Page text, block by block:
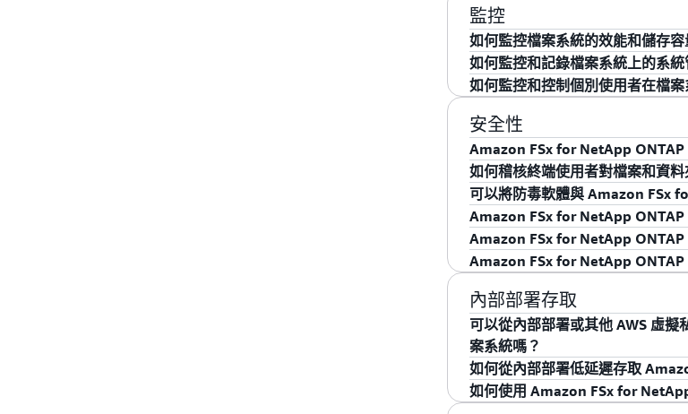
時資料仍持續駐留在檔案系統上
透過 AWS 服務 (包括 Amazon
Glue 和 Amazon Quicksight) 以
料，讓您能夠發現新洞察、更快
業 (例如 GetObject、PutObject
百個存取點連接到檔案系統，而
NetApp ONTAP 檔案系統的 S3
制 (例如，IAM 存取點政策、封鎖
取)。
連接到 FSx 檔案系統的 S3 存取
上，FSx 儲存空間會在 S3 API 中
此您可以獲得與 FSx 檔案系統相
連接至 FSx for NetApp ONTAP
POSIX 檔案系統使用者，用於授
估所有相關政策，包括使用者政
求。S3 授權請求後，接著會由檔
有權存取檔案系統上的資料。
監控
如何監控檔案系統的效能和儲存容
您可以透過Amazon FSx 主控台
ONTAP 檔案系統的效能和儲存容
詳細說明整個檔案系統和每個磁
Amazon FSx 主控台的監控儀表
以使用這些指標建立警示，在您
時提醒您。
您也可以使用諸如NetApp Cloud
具，監控 FSx for ONTAP。
如何監控和記錄檔案系統上的系
您可以使用AWS CloudTrail監控
ONTAP CLI 和 REST API 的所有系
統中檔案的存取。
如何監控和控制個別使用者在檔
您可以在檔案系統上啟用和設定
在使用者層級施加限制，以防止
安全性
Amazon FSx for NetApp ONTAP
Amazon FSx for NetApp ONTAP
Windows 環境。您可以選擇是否
分來驗證並存取 Amazon FSx for
如何稽核終端使用者對檔案和資料
Amazon FSx for NetApp ONTAP
對檔案和資料夾的存取。如果您
檔案系統中指定的日誌檔。然後
Amazon FSx for NetApp ONTAP
解決方案搭配使用，以監控檔案存
可以將防毒軟體與 Amazon FSx
可以，Amazon FSx for NetApp
毒軟體 (在您管理的 VM 上執行)
文件。
Amazon FSx for NetApp ONTAP
是的，Amazon FSx for NetApp
管理的金鑰，自動加密檔案系統
在特定區域、IP 安全 (IPsec) 通
密 (如果檔案系統加入 AD)，來加
Amazon FSx for NetApp ONTAP
是的，Amazon FSx for NetApp
以將 SnapLock 磁碟區中的檔案
除。Amazon FSx 透過 SnapLock
換為 WORM 後，任何使用者在其
規以滿足法規和合規要求 (例如
「企業」模式下，您可以保留授
活性。您應該使用 SnapLock「企
Amazon FSx for NetApp ONTAP
對於金融服務行業的客戶，
和不可重寫格式保留記錄的經紀
6(e)、FINRA Rule 4511(c) 和
留 SnapLock 磁碟區上的檔案，
您可以將通知提供給管理者或您
內部部署存取
可以從內部部署或其他 AWS 虛
案系統嗎？
可以，您可以從內部部署或其他
用區域檔案系統。
如何從內部部署低延遲存取
Amazon FSx for NetApp ONTAP
如何使用 Amazon FSx for